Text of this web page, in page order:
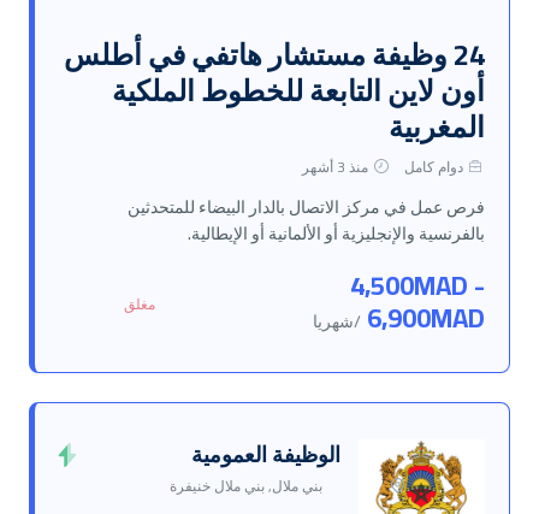
24 وظيفة مستشار هاتفي في أطلس
أون لاين التابعة للخطوط الملكية
المغربية
دوام كامل منذ 3 أشهر
فرص عمل في مركز الاتصال بالدار البيضاء للمتحدثين
بالفرنسية والإنجليزية أو الألمانية أو الإيطالية.
4,500MAD -
6,900MAD /شهريا
مغلق
الوظيفة العمومية
بني ملال, بني ملال خنيفرة